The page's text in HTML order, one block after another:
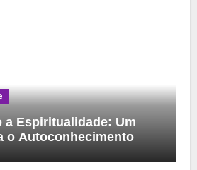
a Espiritualidade: Um
o Autoconhecimento